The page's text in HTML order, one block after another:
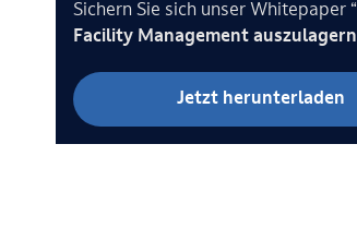
Sichern Sie sich unser Whitepaper “
Facility Management auszulagern
Jetzt herunterladen